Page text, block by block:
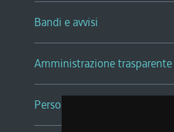
Bandi e avvisi
Amministrazione trasparente
Persone e Uffici